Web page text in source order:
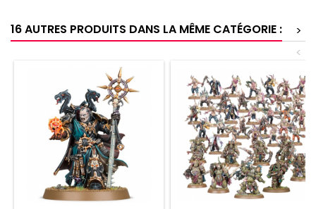
16 AUTRES PRODUITS DANS LA MÊME CATÉGORIE :
>
<